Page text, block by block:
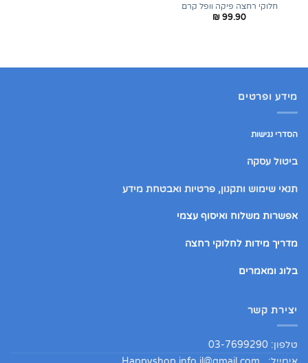
חלוקי רחצה פיקה וופל קרם
₪ 99.90
מידע ופרטים
הסדרי נגישות
ביטול עסקה
תנאי שימוש ותקנון, פרטיות ואבטחת מידע
אפשרות משלוח ואיסוף עצמי
מדריך מידות לחלוקי רחצה
בלוג ומאמרים
יצירת קשר
טלפון: 03-7699290